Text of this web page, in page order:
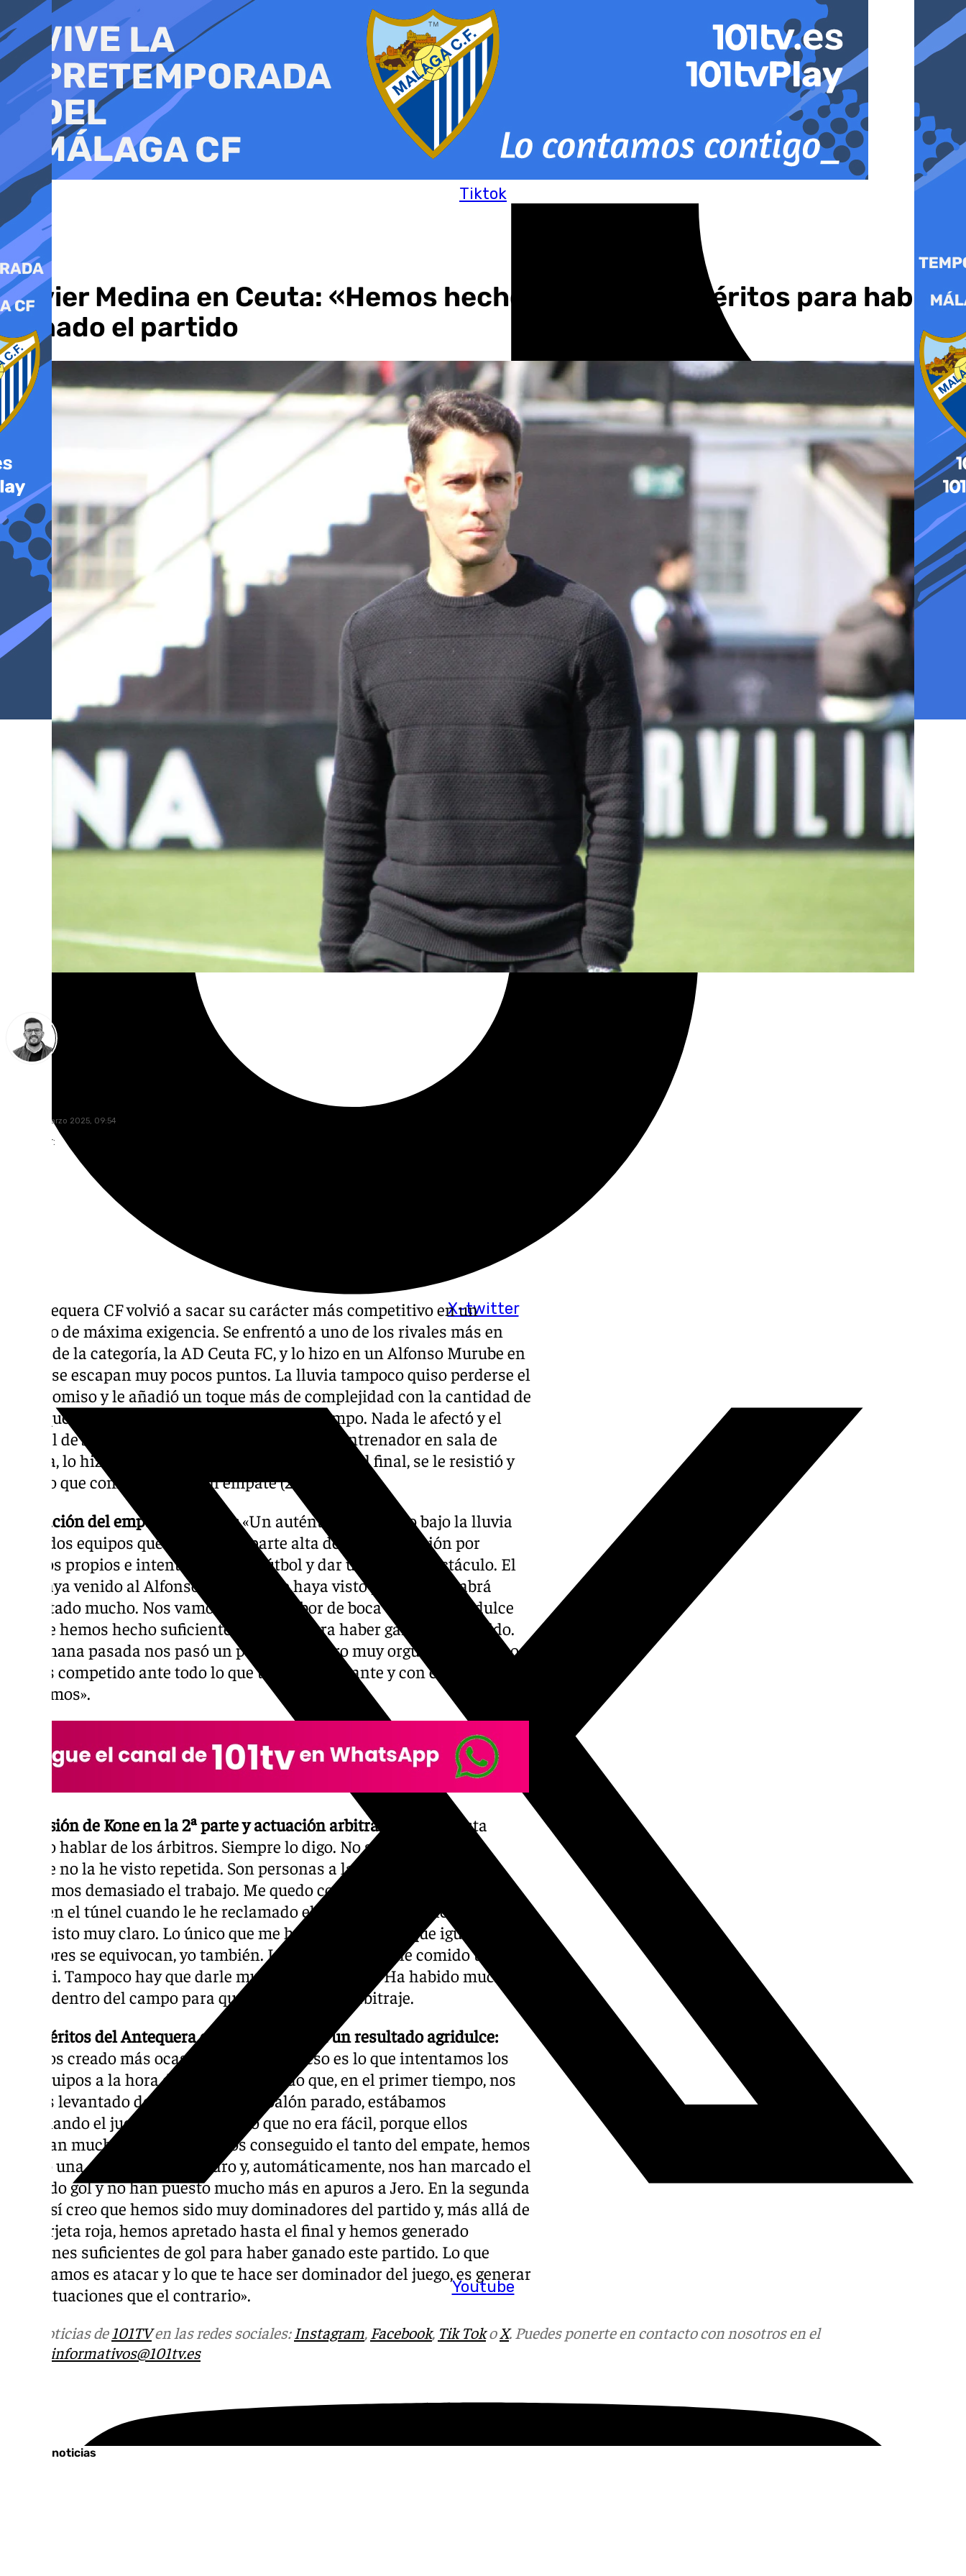
al
contenido
Tiktok
X-twitter
Youtube
Javier Medina en Ceuta: «Hemos hecho suficientes méritos para haber
ganado el partido
lunes, 10 marzo 2025, 09:54
Compartir:
El Antequera CF volvió a sacar su carácter más competitivo en un
partido de máxima exigencia. Se enfrentó a uno de los rivales más en
forma de la categoría, la AD Ceuta FC, y lo hizo en un Alfonso Murube en
el que se escapan muy pocos puntos. La lluvia tampoco quiso perderse el
compromiso y le añadió un toque más de complejidad con la cantidad de
agua que se acumuló en muchas zonas del campo. Nada le afectó y el
plantel de Javier Medina, como bien resaltó el entrenador en sala de
prensa, lo hizo todo para lograr una victoria que, al final, se le resistió y
se tuvo que conformar con un empate (2-2).
Valoración del empate en Ceuta:«Un auténtico partidazo bajo la lluvia
entre dos equipos que están en la parte alta de la clasificación por
méritos propios e intentan jugar al fútbol y dar un buen espectáculo. El
que haya venido al Alfonso Murube o lo haya visto por la tele, habrá
disfrutado mucho. Nos vamos con ese sabor de boca un poco agridulce
porque hemos hecho suficientes méritos para haber ganado el partido.
La semana pasada nos pasó un poco igual, pero muy orgulloso de cómo
hemos competido ante todo lo que teníamos delante y con eso nos
quedamos».
Expulsión de Kone en la 2ª parte y actuación arbitral:
«No me gusta
mucho hablar de los árbitros. Siempre lo digo. No sé si ha sido roja,
porque no la he visto repetida. Son personas a las que, a veces, le
valoramos demasiado el trabajo. Me quedo con lo que me ha dicho el
línea en el túnel cuando le he reclamado el penalti a Samuele Longo que
lo he visto muy claro. Lo único que me ha comentado es que igual que los
jugadores se equivocan, yo también. Lo reconozco, me he comido un
penalti. Tampoco hay que darle muchas más vuelta. Ha habido mucho
fútbol dentro del campo para que hablemos del arbitraje.
Los méritos del Antequera en un partido con un resultado agridulce:
«Hemos creado más ocasiones de gol que eso es lo que intentamos los
dos equipos a la hora de atacar. Recuerdo que, en el primer tiempo, nos
hemos levantado de su primer gol a balón parado, estábamos
dominando el juego en un contexto que no era fácil, porque ellos
aprietan mucho en casa, y hemos conseguido el tanto del empate, hemos
tenido una que ha sacado Pedro y, automáticamente, nos han marcado el
segundo gol y no han puesto mucho más en apuros a Jero. En la segunda
parte, sí creo que hemos sido muy dominadores del partido y, más allá de
esa tarjeta roja, hemos apretado hasta el final y hemos generado
ocasiones suficientes de gol para haber ganado este partido. Lo que
intentamos es atacar y lo que te hace ser dominador del juego, es generar
más situaciones que el contrario».
Más noticias de 101TVen las redes sociales: Instagram, Facebook, Tik TokoX. Puedes ponerte en contacto con nosotros en el
informativos@101tv.es
Últimas noticias